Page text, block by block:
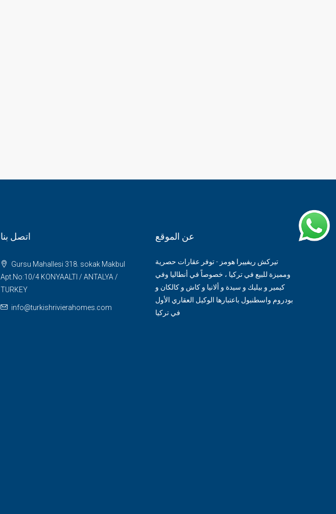
عن الموقع
تيركش ريفييرا هومز - توفر عقارات حصرية
ومميزة للبيع في تركيا ، خصوصاً في أنطاليا وفي
كيمير و بيليك و سيدة و ألانيا و كاش و كالكان و
بودروم واسطنبول باعتبارها الوكيل العقاري الأول
في تركيا
اتصل بنا
Gursu Mahallesi 318. sokak Makbul
Apt.No:10/4 KONYAALTI / ANTALYA /
TURKEY
info@turkishrivierahomes.com